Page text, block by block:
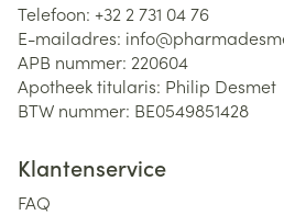
Telefoon: +32 2 731 04 76
E-mailadres: info@
APB nummer: 220604
Apotheek titularis: Philip Desmet
BTW nummer: BE0549851428
Klantenservice
FAQ